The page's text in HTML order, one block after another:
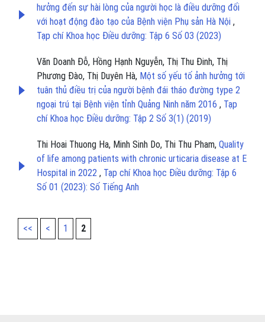
hưởng đến sự hài lòng của người học là điều dưỡng đối
với hoạt động đào tạo của Bệnh viện Phụ sản Hà Nội ,
Tạp chí Khoa học Điều dưỡng: Tập 6 Số 03 (2023)
Văn Doanh Đỗ, Hồng Hạnh Nguyễn, Thị Thu Đinh, Thị
Phương Đào, Thị Duyên Hà, Một số yếu tố ảnh hưởng tới
tuân thủ điều trị của người bệnh đái tháo đường type 2
ngoại trú tại Bệnh viện tỉnh Quảng Ninh năm 2016 , Tạp
chí Khoa học Điều dưỡng: Tập 2 Số 3(1) (2019)
Thi Hoai Thuong Ha, Minh Sinh Do, Thi Thu Pham, Quality
of life among patients with chronic urticaria disease at E
Hospital in 2022 , Tạp chí Khoa học Điều dưỡng: Tập 6
Số 01 (2023): Số Tiếng Anh
<< < 1 2